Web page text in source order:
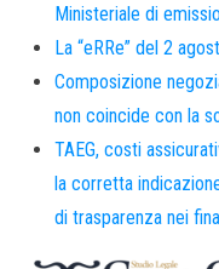
Ministeriale di
La “eRRe” del 2
Composizione
non coincide con la
TAEG, costi
la corretta
di trasparenza nei